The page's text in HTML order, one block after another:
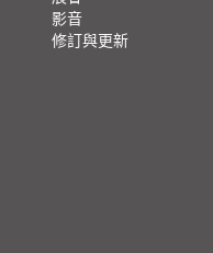
影音
修訂與更新